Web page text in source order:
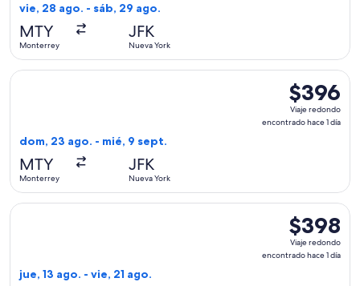
vie, 28 ago. - sáb, 29 ago.
MTY
Monterrey
JFK
Nueva York
$396
Viaje
redondo,
$396
Viaje redondo
encontrado hace 1 día
dom, 23 ago. - mié, 9 sept.
MTY
Monterrey
JFK
Nueva York
Seleccionar vuelo de Viva, con salida el dom, 23 ago.
$398
Viaje
redondo,
$398
Viaje redondo
encontrado hace 1 día
jue, 13 ago. - vie, 21 ago.
Seleccionar vuelo de Viva, con salida el jue, 13 ago. desde